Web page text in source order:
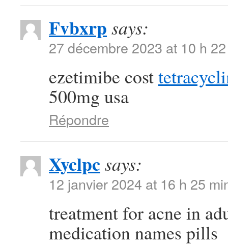
Fvbxrp says:
27 décembre 2023 at 10 h
ezetimibe cost
500mg usa
Répondre
Xyclpcsays:
12 janvier 2024 at 16 h 25
treatment for acne in
medication names pills